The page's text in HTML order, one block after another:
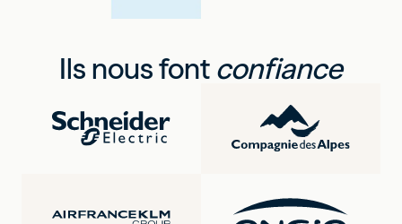
Ils nous font confiance